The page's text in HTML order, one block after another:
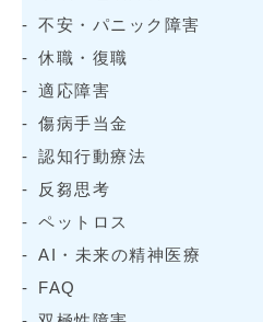
不安・パニック障害
休職・復職
適応障害
傷病手当金
認知行動療法
反芻思考
ペットロス
AI・未来の精神医療
FAQ